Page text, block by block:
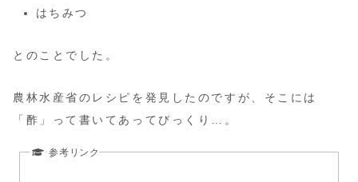
はちみつ
とのことでした。
農林水産省のレシピを発見したのですが、そこには
「酢」って書いてあってびっくり…。